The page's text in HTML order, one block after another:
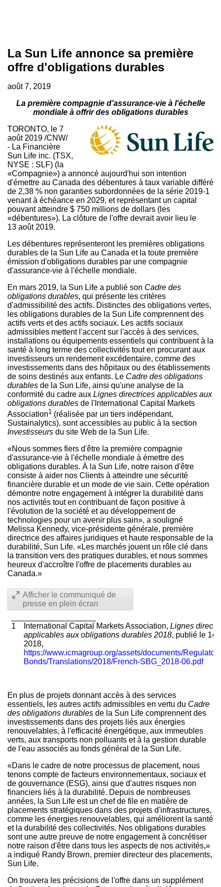
La Sun Life annonce sa première
offre d'obligations durables
août 7, 2019
La première compagnie d'assurance-vie à l'échelle
mondiale à offrir des obligations durables
TORONTO, le 7
août 2019 /CNW/
- La Financière
Sun Life inc. (TSX,
NYSE : SLF) (la
«Compagnie») a annoncé aujourd'hui son intention
d'émettre au Canada des débentures à taux variable différé
de 2,38 % non garanties subordonnées de la série 2019-1
venant à échéance en 2029, etreprésentant un capital
pouvant atteindre $ 750 millions de dollars (les
«débentures»). La clôture de l'offre devrait avoir lieu le
13 août 2019.
Les débentures représenteront les premières obligations
durables de la Sun Life au Canada et la toute première
émission d'obligations durables par une compagnie
d'assurance-vie à l'échelle mondiale.
En mars 2019, la Sun Life a publié son Cadre des
obligations durables, qui présente les critères
d'admissibilité des actifs. Distinctes des obligations vertes,
les obligations durables de la Sun Life comprennent des
actifs verts et des actifs sociaux. Les actifs sociaux
admissibles mettent l'accent sur l'accès à des services,
installations ou équipements essentiels qui contribuent à la
santé à long terme des collectivités tout en procurant aux
investisseurs un rendement excédentaire, comme des
investissements dans des hôpitaux ou des établissements
de soins destinés aux enfants. Le Cadre des obligations
durables de la Sun Life, ainsi qu'une analyse de la
conformité du cadre aux Lignes directrices applicables aux
obligations durables de l'International Capital Markets
Association1 (réalisée par un tiers indépendant,
Sustainalytics), sont accessibles au public à la section
Investisseurs du site Web de la Sun Life.
«Nous sommes fiers d'être la première compagnie
d'assurance-vie à l'échelle mondiale à émettre des
obligations durables. À la Sun Life, notre raison d'être
consiste à aider nos Clients à atteindre une sécurité
financière durable et un mode de vie sain. Cette opération
démontre notre engagement à intégrer la durabilité dans
nos activités tout en contribuant de façon positive à
l'évolution de la société et au développement de
technologies pour un avenir plus sain», a souligné
Melissa Kennedy, vice-présidente générale, première
directrice des affaires juridiques et haute responsable de la
durabilité, Sun Life. «Les marchés jouent un rôle clé dans
la transition vers des pratiques durables, et nous sommes
heureux d'accroître l'offre de placements durables au
Canada.»
Afficher le communiqué de
presse en plein écran
1
International Capital Markets Association, Lignes
applicables aux obligations durables 2018, publié le 14
2018,
https://www.icmagroup.org/assets/documents/
Bonds/Translations/2018/French-SBG_2018-06.pdf
En plus de projets donnant accès à des services
essentiels, les autres actifs admissibles en vertu du Cadre
des obligations durables de la Sun Life comprennent des
investissements dans des projets liés aux énergies
renouvelables, à l'efficacité énergétique, aux immeubles
verts, aux transports non polluants et à la gestion durable
de l'eau associés au fonds général de la Sun Life.
«Dans le cadre de notre processus de placement, nous
tenons compte de facteurs environnementaux, sociaux et
de gouvernance (ESG), ainsi que d'autres risques non
financiers liés à la durabilité. Depuis de nombreuses
années, la Sun Life est un chef de file en matière de
placements stratégiques dans des projets d'infrastructures,
comme les énergies renouvelables, qui améliorent la santé
et la durabilité des collectivités. Nos obligations durables
sont une autre preuve de notre engagement à concrétiser
notre raison d'être dans tous les aspects de nos activités,»
a indiqué Randy Brown, premier directeur des placements,
Sun Life.
On trouvera les précisions de l'offre dans un supplément